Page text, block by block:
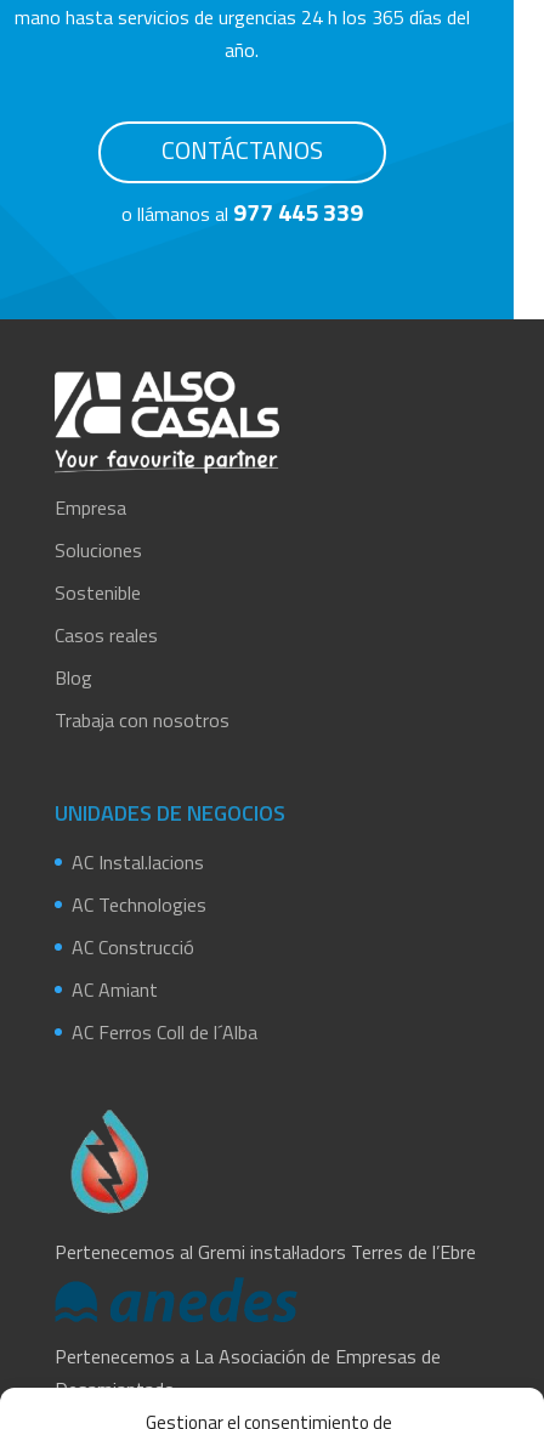
Gestionar el consentimiento de
mano hasta servicios de urgencias 24 h los 365 días del
año.
o llámanos al 977 445 339
CONTÁCTANOS
Empresa
Soluciones
Sostenible
Casos reales
Blog
Trabaja con nosotros
UNIDADES DE NEGOCIOS
AC Instal.lacions
AC Technologies
AC Construcció
AC Amiant
AC Ferros Coll de l´Alba
Pertenecemos al Gremi instal·ladors Terres de l’Ebre
Pertenecemos a La Asociación de Empresas de
Desamiantado